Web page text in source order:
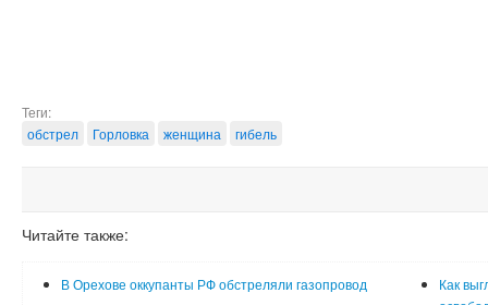
Теги:
обстрел
Горловка женщина гибель
Читайте также:
В Орехове оккупанты РФ обстреляли газопровод
Как